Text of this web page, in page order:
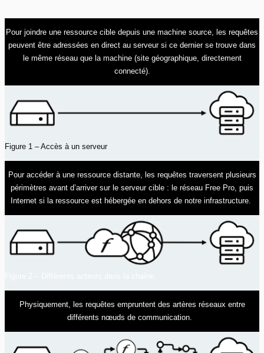
Pour joindre une ressource cible depuis une machine source, les requêtes
peuvent être adressées en direct au serveur si ce dernier se trouve dans
le même réseau que la machine (site géographique, directement
connecté).
Figure 1 – Accès à un serveur
Pour accéder à une ressource distante, les requêtes traversent plusieurs
périmètres avant d’arriver sur le serveur cible : le réseau Free Pro, puis
Internet si la ressource est hébergée en dehors de notre infrastructure.
Physiquement, les requêtes empruntent des artères réseaux entre
différents nœuds de communication.